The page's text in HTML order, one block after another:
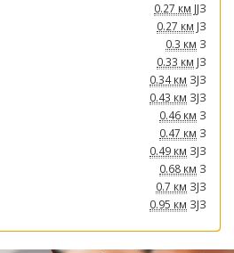
0.27 км ЈЈЗ
0.27 км ЈЗ
0.3 км З
0.33 км ЈЗ
0.34 км ЗЈЗ
0.43 км ЗЈЗ
0.46 км З
0.47 км З
0.49 км ЗЈЗ
0.68 км З
0.7 км ЗЈЗ
0.95 км ЗЈЗ